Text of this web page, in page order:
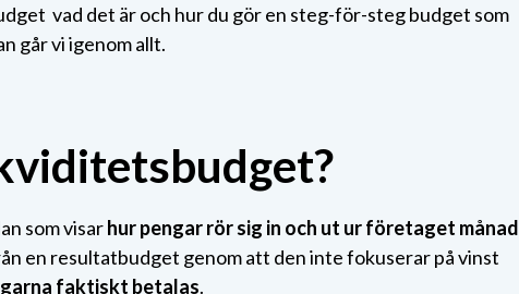
vad det är och hur du gör en steg-för-steg budget som
går vi igenom allt.
som visarhur pengar rör sig in och ut ur företaget månad
en resultatbudget genom att den inte fokuserar på vinst
faktiskt betalas.